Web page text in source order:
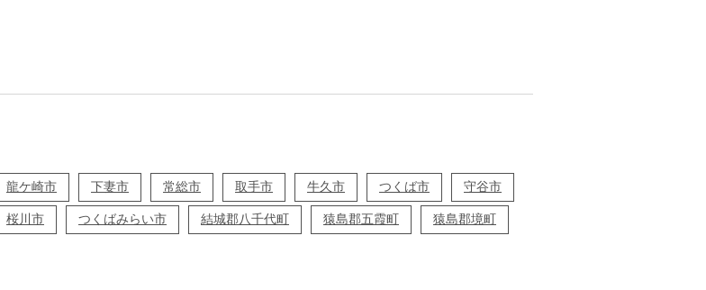
龍ケ崎市 下妻市 常総市 取手市 牛久市 つくば市 守谷市
桜川市 つくばみらい市 結城郡八千代町 猿島郡五霞町 猿島郡境町